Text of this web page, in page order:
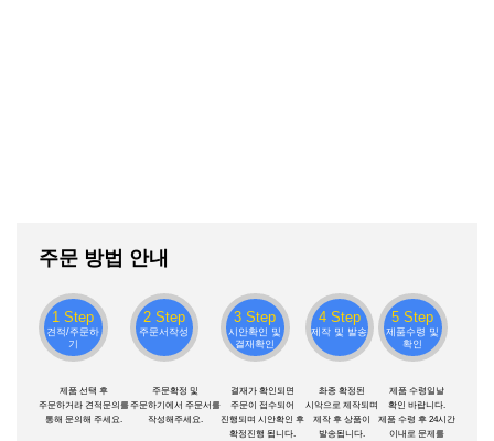
주문 방법 안내
1 Step
견적/주문하
기
제품 선택 후
주문하거라 견적문의를
통해 문의해 주세요.
2 Step
주문서작성
주문확정 및
주문하기에서 주문서를
작성해주세요.
3 Step
시안확인 및
결재확인
결재가 확인되면
주문이 접수되어
진행되며 시안확인 후
확정진행 됩니다.
4 Step
제작 및 발송
촤종 확정된
시악으로 제작되며
제작 후 상품이
발송됩니다.
5 Step
제품수령 및
확인
제품 수령일날
확인 바랍니다.
제품 수령 후 24시간
이내로 문제를